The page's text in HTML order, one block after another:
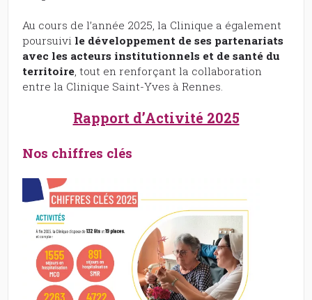
Au cours de l’année 2025, la Clinique a également
poursuivile développement de ses partenariats
avec les acteurs institutionnels et de santé du
territoire , tout en renforçant la collaboration
entre la Clinique Saint-Yves à Rennes.
Rapport d’Activité 2025
Nos chiffres clés